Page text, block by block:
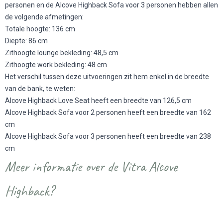
personen en de Alcove Highback Sofa voor 3 personen hebben allen
de volgende afmetingen:
Totale hoogte: 136 cm
Diepte: 86 cm
Zithoogte lounge bekleding: 48,5 cm
Zithoogte work bekleding: 48 cm
Het verschil tussen deze uitvoeringen zit hem enkel in de breedte
van de bank, te weten:
Alcove Highback Love Seat heeft een breedte van 126,5 cm
Alcove Highback Sofa voor 2 personen heeft een breedte van 162
cm
Alcove Highback Sofa voor 3 personen heeft een breedte van 238
cm
Meer informatie over de Vitra Alcove
Highback?